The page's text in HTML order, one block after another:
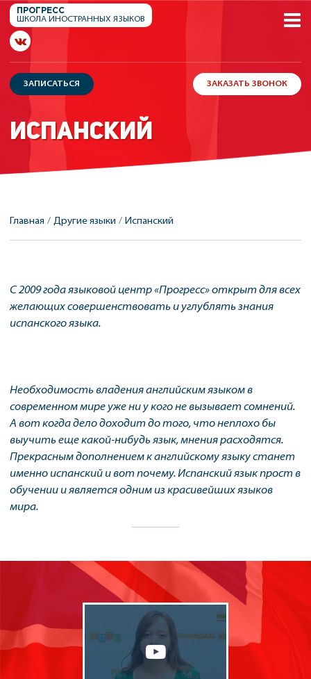
ПРОГРЕСС
ШКОЛА ИНОСТРАННЫХ ЯЗЫКОВ
ЗАПИСАТЬСЯ ЗАКАЗАТЬ ЗВОНОК
ИСПАНСКИЙ
Главная Другие языки Испанский
С 2009 года языковой центр «Прогресс» открыт для всех
желающих совершенствовать и углублять знания
испанского языка.
Необходимость владения английским языком в
современном мире уже ни у кого не вызывает сомнений.
А вот когда дело доходит до того, что неплохо бы
выучить еще какой-нибудь язык, мнения расходятся.
Прекрасным дополнением к английскому языку станет
именно испанский и вот почему. Испанский язык прост в
обучении и является одним из красивейших языков
мира.